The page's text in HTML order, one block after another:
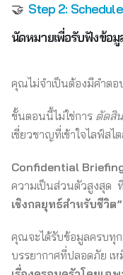
🤝 Step 2:
นัดหมายเพื่อรับฟังข้อมู
คุณไม่จำเป็นต้องมีคำต
ขั้นตอนนี้ไม่ใช่การ ตัดสิ
เชี่ยวชาญที่เข้าใจไลฟ์ส
Confidential
ความเป็นส่วนตัวสูงสุด
เชิงกลยุทธ์สำหรับชีวิต”
คุณจะได้รับข้อมูลครบทุก
บรรยากาศที่ปลอดภัย เ